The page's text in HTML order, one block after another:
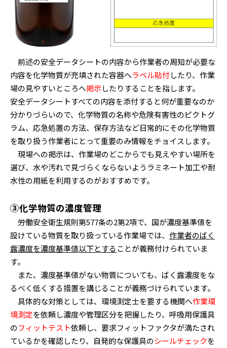
前述の安全データシートの内容から作業者の周知が必要な
内容を化学物質が充填された容器へラベル貼付したり、作業
場の見やすいところへ掲示したりすることを指します。
安全データシートすべての内容を添付すると何が重要なのか
分かりづらいので、化学物質の名称や危険有害性のピクトグ
ラム、応急処置の方法、保存方法など日常的にその化学物質
を取り扱う作業者にとって重要のみ情報をチョイスします。
現場への掲示は、作業場のどこからでも見えやすい場所を
選び、水や汚れで見づらくならないようラミネート加工や耐
水性の用紙を利用するのがおすすめです。
③化学物質の濃度管理
労働安全衛生規則第577条の2第2項で、国が濃度基準値を
設けている物質を取り扱っている作業場では、 作業者のばく
露濃度を濃度基準値以下とすることが義務付けられていま
す。
また、濃度基準値がない物質についても、ばく露濃度をな
るべく低くする措置を講じることが義務づけられています。
具体的な対策としては、環境測定士を要する機関へ作業環
境測定を依頼し濃度や管理区分を把握したり、呼吸用保護具
のフィットテスト依頼し、要求フィットファクタが満たされ
ているかを確認したり、自発的な保護具のシールチェックを